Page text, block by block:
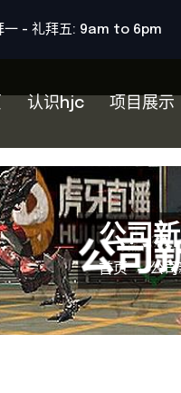
一 - 礼拜五: 9am to 6pm
认识hjc 项目展示
公司
首页 公